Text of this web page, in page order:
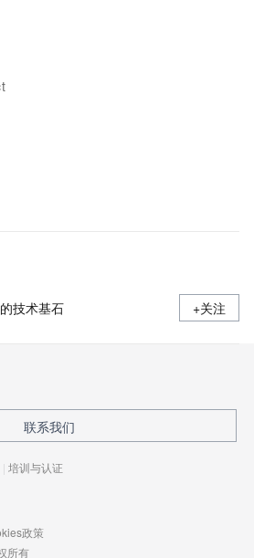
技术基石 +关注
联系我们
| 培训与认证
政策
所有